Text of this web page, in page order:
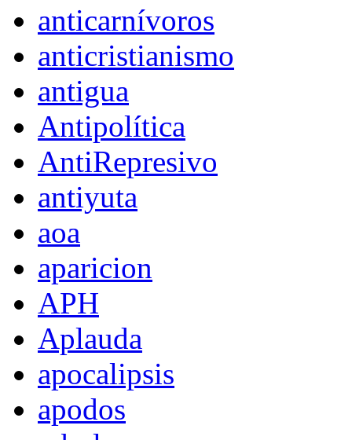
anticarnívoros
anticristianismo
antigua
Antipolítica
AntiRepresivo
antiyuta
aoa
aparicion
APH
Aplauda
apocalipsis
apodos